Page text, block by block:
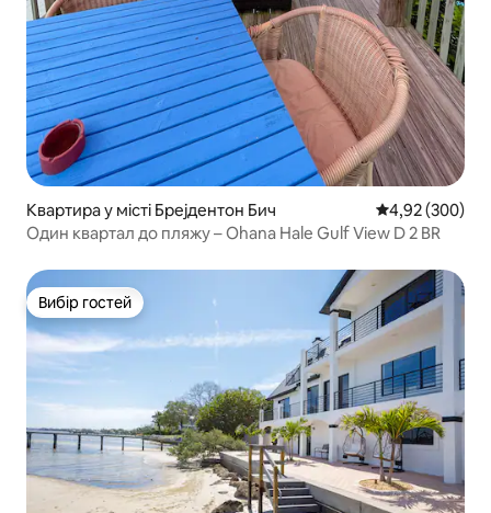
Квартира у місті Брејдентон Бич Середня
4,92 (300)
Один квартал до пляжу – Ohana Hale Gulf View D 2 BR
Вибір гостей
Вибір гостей